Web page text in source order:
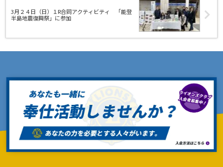
3月２４日（日）１R合同アクティビティ 「能登
半島地震復興祭」に参加